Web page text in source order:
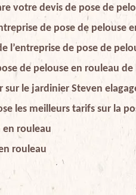
votre devis de pose de
de pose de pelouse
l’entreprise de pose de
de pelouse en rouleau
sur le jardinier Steven
les meilleurs tarifs sur la
en rouleau
rouleau